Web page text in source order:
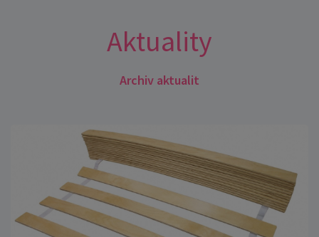
Aktuality
Archiv aktualit